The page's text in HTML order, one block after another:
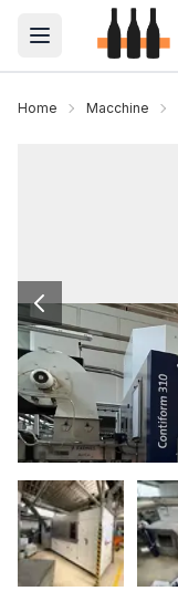
Open main menu
Home Macchine